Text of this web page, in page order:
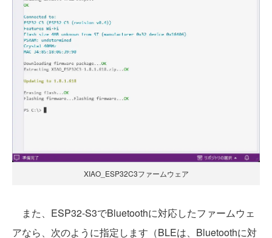
XIAO_ESP32C3ファームウェア
また、ESP32-S3でBluetoothに対応したファームウェ
アなら、次のように指定します（BLEは、Bluetoothに対